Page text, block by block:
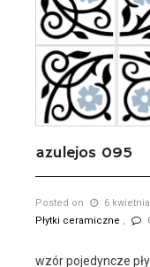
azulejos 095
Posted on 6
Płytki ceramiczne
wzór pojedyncze